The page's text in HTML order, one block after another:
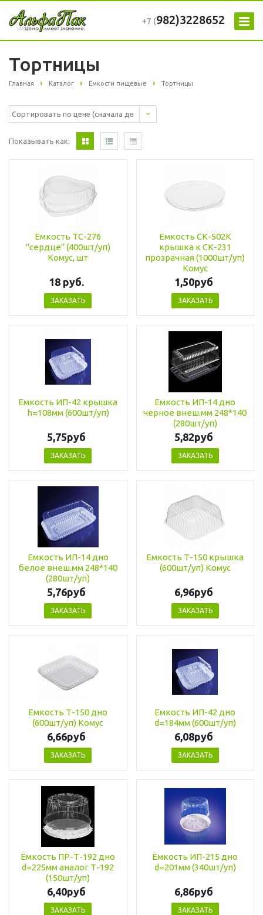
+7 (982)3228652
Тортницы
Главная Каталог Ёмкости пищевые Тортницы
Показывать как:
Емкость ТС-276
"сердце" (400шт/уп)
Комус, шт
18 руб.
ЗАКАЗАТЬ
Емкость СК-502К
крышка к СК-231
прозрачная (1000шт/уп)
Комус
1,50руб
ЗАКАЗАТЬ
Емкость ИП-42 крышка
h=108мм (600шт/уп)
5,75руб
ЗАКАЗАТЬ
Емкость ИП-14 дно
черное внеш.мм 248*140
(280шт/уп)
5,82руб
ЗАКАЗАТЬ
Емкость ИП-14 дно
белое внеш.мм 248*140
(280шт/уп)
5,76руб
ЗАКАЗАТЬ
Емкость Т-150 крышка
(600шт/уп) Комус
6,96руб
ЗАКАЗАТЬ
Емкость Т-150 дно
(600шт/уп) Комус
6,66руб
ЗАКАЗАТЬ
Емкость ИП-42 дно
d=184мм (600шт/уп)
6,08руб
ЗАКАЗАТЬ
Емкость ПР-Т-192 дно
d=225мм аналог Т-192
(150шт/уп)
6,40руб
ЗАКАЗАТЬ
Емкость ИП-215 дно
d=201мм (340шт/уп)
6,86руб
ЗАКАЗАТЬ